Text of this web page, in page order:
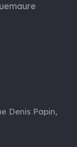
Denis Papin,